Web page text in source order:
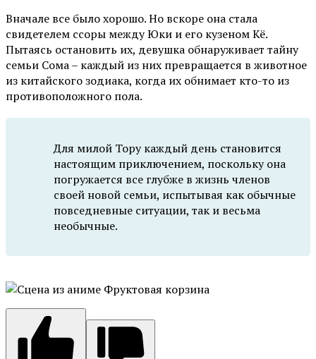
Вначале все было хорошо. Но вскоре она стала
свидетелем ссоры между Юки и его кузеном Кё.
Пытаясь остановить их, девушка обнаруживает тайну
семьи Сома – каждый из них превращается в животное
из китайского зодиака, когда их обнимает кто-то из
противоположного пола.
Для милой Тору каждый день становится
настоящим приключением, поскольку она
погружается все глубже в жизнь членов
своей новой семьи, испытывая как обычные
повседневные ситуации, так и весьма
необычные.